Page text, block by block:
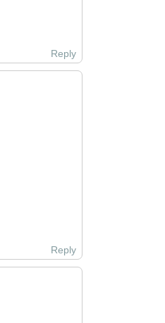
Reply
Reply